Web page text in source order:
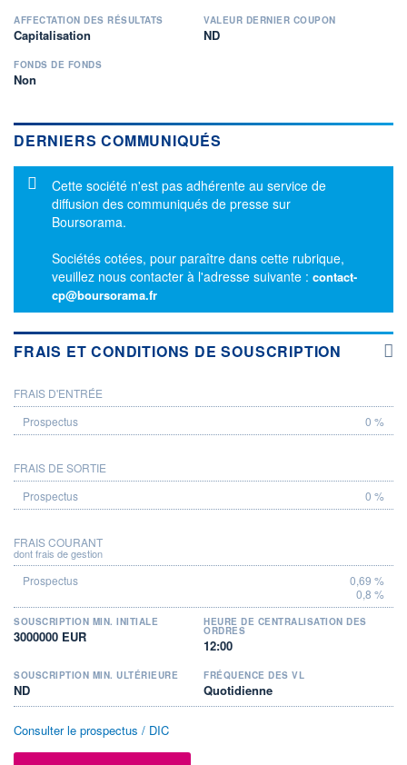
AFFECTATION DES RÉSULTATS
Capitalisation
VALEUR DERNIER COUPON
ND
FONDS DE FONDS
Non
DERNIERS COMMUNIQUÉS
Message d'information
Cette société n'est pas adhérente au service de
diffusion des communiqués de presse sur
Boursorama.
Sociétés cotées, pour paraître dans cette rubrique,
veuillez nous contacter à l'adresse suivante : contact-
cp@boursorama.fr
FRAIS ET CONDITIONS DE SOUSCRIPTION
PROSPECTUS
FRAIS D'ENTRÉE
0 %
FRAIS DE SORTIE
0 %
FRAIS COURANT
dont frais de gestion
0,69 %
0,8 %
SOUSCRIPTION MIN. INITIALE
3000000 EUR
HEURE DE CENTRALISATION DES
ORDRES
12:00
SOUSCRIPTION MIN. ULTÉRIEURE
ND
FRÉQUENCE DES VL
Quotidienne
Consulter le prospectus / DIC